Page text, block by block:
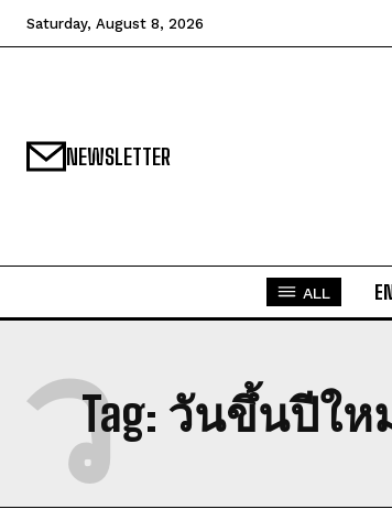
Saturday, August 8, 2026
NEWSLETTER
ALL
Tag: วันขึ้นปีให
ว